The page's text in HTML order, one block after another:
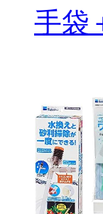
手袋